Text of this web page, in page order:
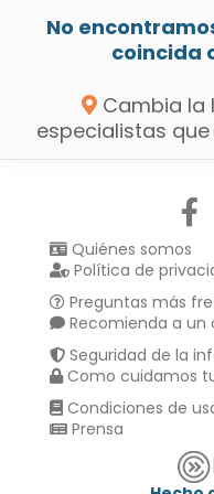
No
coincida
Cambia la
especialistas
Quiénes somos
Política de
Preguntas más
Recomienda a un
Seguridad de la
Como cuidamos
Condiciones de
Prensa